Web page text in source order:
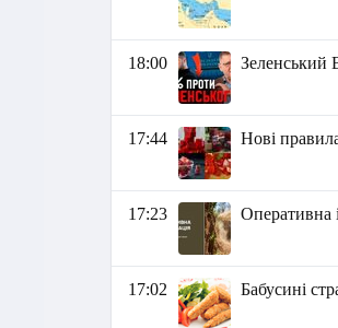
18:00 Зеленський
17:44 Нові
17:23 Оперативна
17:02 Бабусині